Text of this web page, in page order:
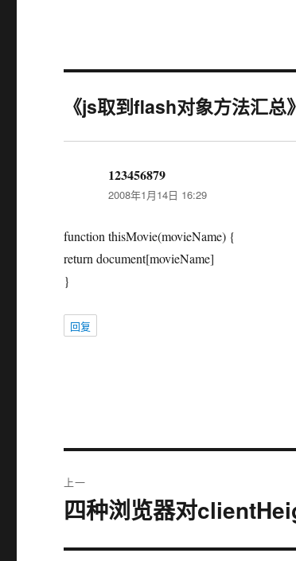
《js取到flash对象方法汇总
123456879
道：
2008年1月14日 16:29
function thisMovie(movieName) {
return document[movieName]
}
回复
章
上一
上
文
四种浏览器对